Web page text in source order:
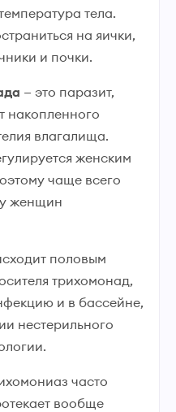
тела.
на яички,
и почки.
— это паразит,
накопленного
влагалища.
женским
чаще всего
у женщин
половым
трихомонад,
и в бассейне,
нестерильного
часто
вообще